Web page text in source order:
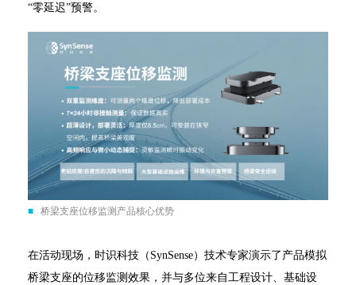
“零延迟”预警。
■ 桥梁支座位移监测产品核心优势
在活动现场，时识科技（SynSense）技术专家演示了产品模拟
桥梁支座的位移监测效果，并与多位来自工程设计、基础设